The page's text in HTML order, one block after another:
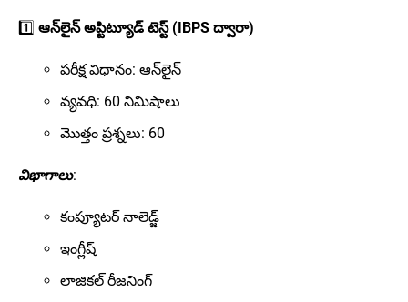
1️⃣ ఆన్‌లైన్ అప్టిట్యూడ్ టెస్ట్ (IBPS ద్వారా)
పరీక్ష విధానం: ఆన్‌లైన్
వ్యవధి: 60 నిమిషాలు
మొత్తం ప్రశ్నలు: 60
విభాగాలు:
కంప్యూటర్ నాలెడ్జ్
ఇంగ్లీష్
లాజికల్ రీజనింగ్